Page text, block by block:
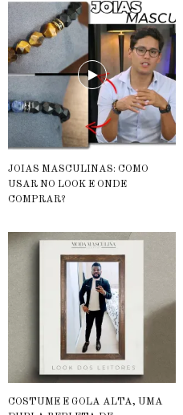
JOIAS MASCULINAS: COMO
USAR NO LOOK E ONDE
COMPRAR?
COSTUME E GOLA ALTA, UMA